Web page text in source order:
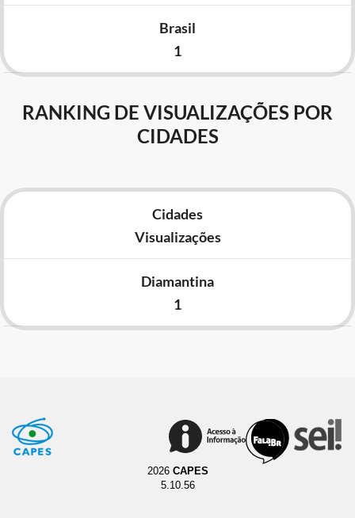
Brasil
1
RANKING DE VISUALIZAÇÕES POR
CIDADES
Cidades
Visualizações
Diamantina
1
2026 CAPES
5.10.56